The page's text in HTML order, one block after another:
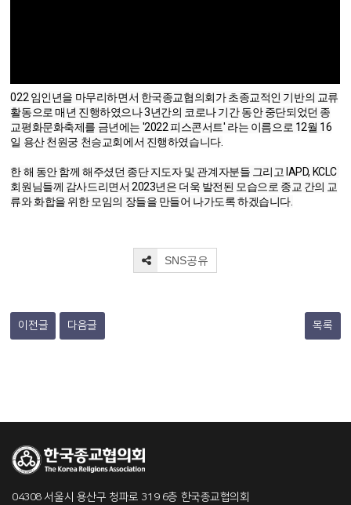
022 임인년을 마무리하면서 한국종교협의회가 초종교적인 기반의 교류
활동으로 매년 진행하였으나 3년간의 코로나 기간 동안 중단되었던 종
교평화문화축제를 금년에는 '2022 피스콘서트' 라는 이름으로 12월 16
일 용산 천원궁 천승교회에서 진행하였습니다.
한 해 동안 함께 해주셨던 종단 지도자 및 관계자분들 그리고 IAPD, KCLC
회원님들께 감사드리면서 2023년은 더욱 발전된 모습으로 종교 간의 교
SNS공유
이전글 다음글 목록
04308 서울시 용산구 청파로 319 6층 한국종교협의회